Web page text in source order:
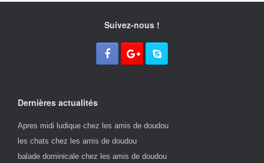
Suivez-nous !
Dernières actualités
Apres midi ludique chez les amis de doudou
les chats chez les amis de doudou
balade dominicale chez les amis de doudou